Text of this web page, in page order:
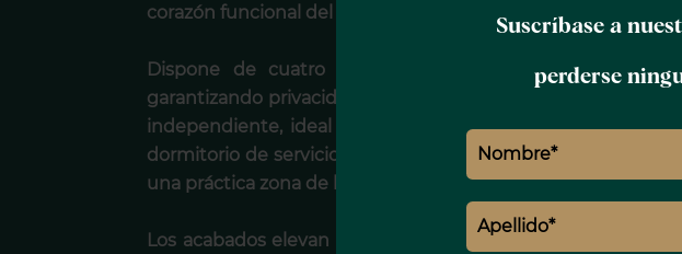
Suscríbase a
perderse
corazón funcional del hogar.
Dispone de cuatro dormitorios en suite, cada uno
garantizando privacidad y confort absoluto. Además, se
independiente, ideal como sala de ocio o espacio
dormitorio de servicio con baño propio, un aseo de cortesía,
una práctica zona de lavandería.
Los acabados elevan aún más el nivel de la vivienda: suelos